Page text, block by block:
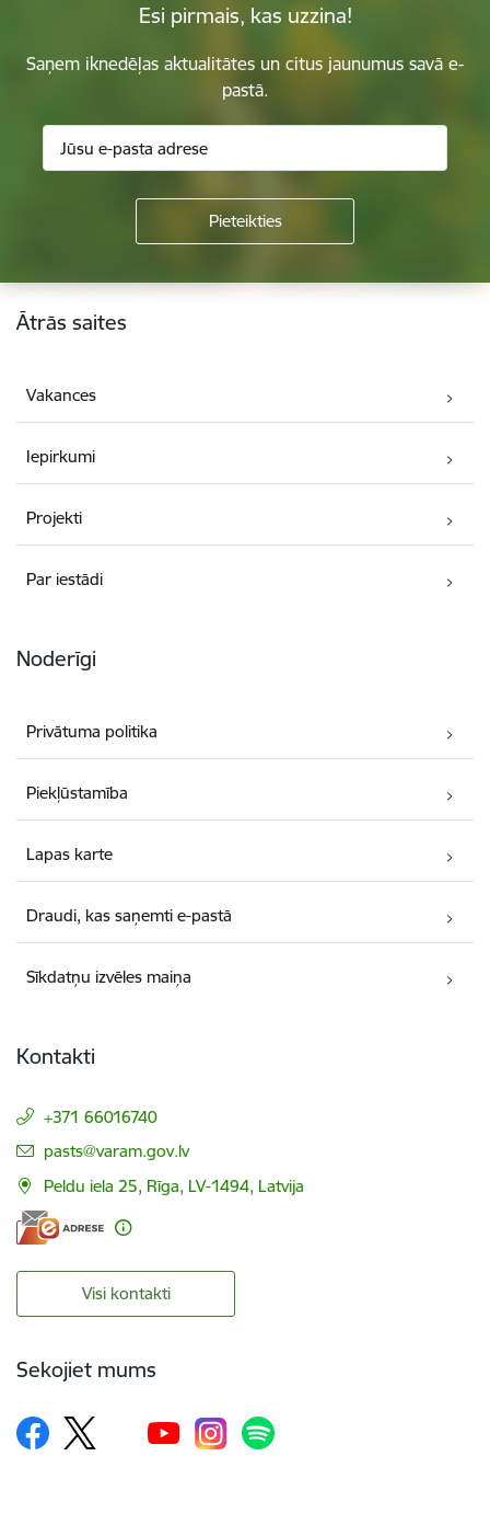
Esi pirmais, kas uzzina!
Saņem iknedēļas aktualitātes un citus jaunumus savā e-
pastā.
Kājene
Ātrās saites
Vakances
Iepirkumi
Projekti
Par iestādi
Noderīgi
Privātuma politika
Piekļūstamība
Lapas karte
Draudi, kas saņemti e-pastā
Sīkdatņu izvēles maiņa
Kontakti
+371 66016740
E-pasts:
pasts@varam.gov.lv
Peldu iela 25, Rīga, LV-1494, Latvija
Visi kontakti
Sekojiet mums